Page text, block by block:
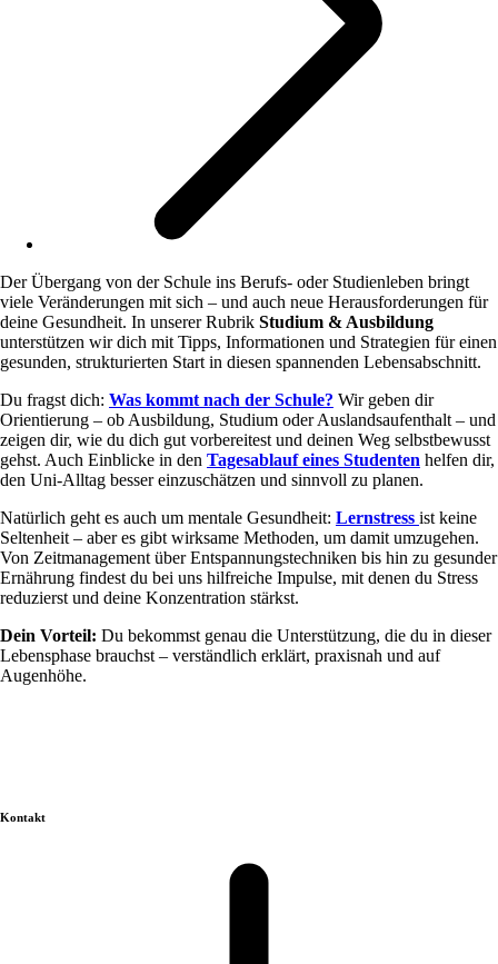
Der Übergang von der Schule ins Berufs- oder Studienleben bringt
viele Veränderungen mit sich – und auch neue Herausforderungen für
deine Gesundheit. In unserer Rubrik Studium & Ausbildung
unterstützen wir dich mit Tipps, Informationen und Strategien für einen
gesunden, strukturierten Start in diesen spannenden Lebensabschnitt.
Du fragst dich: Was kommt nach der Schule? Wir geben dir
Orientierung – ob Ausbildung, Studium oder Auslandsaufenthalt – und
zeigen dir, wie du dich gut vorbereitest und deinen Weg selbstbewusst
gehst. Auch Einblicke in den Tagesablauf eines Studenten helfen dir,
den Uni-Alltag besser einzuschätzen und sinnvoll zu planen.
Natürlich geht es auch um mentale Gesundheit: Lernstress ist keine
Seltenheit – aber es gibt wirksame Methoden, um damit umzugehen.
Von Zeitmanagement über Entspannungstechniken bis hin zu gesunder
Ernährung findest du bei uns hilfreiche Impulse, mit denen du Stress
reduzierst und deine Konzentration stärkst.
Dein Vorteil: Du bekommst genau die Unterstützung, die du in dieser
Lebensphase brauchst – verständlich erklärt, praxisnah und auf
Augenhöhe.
Kontakt